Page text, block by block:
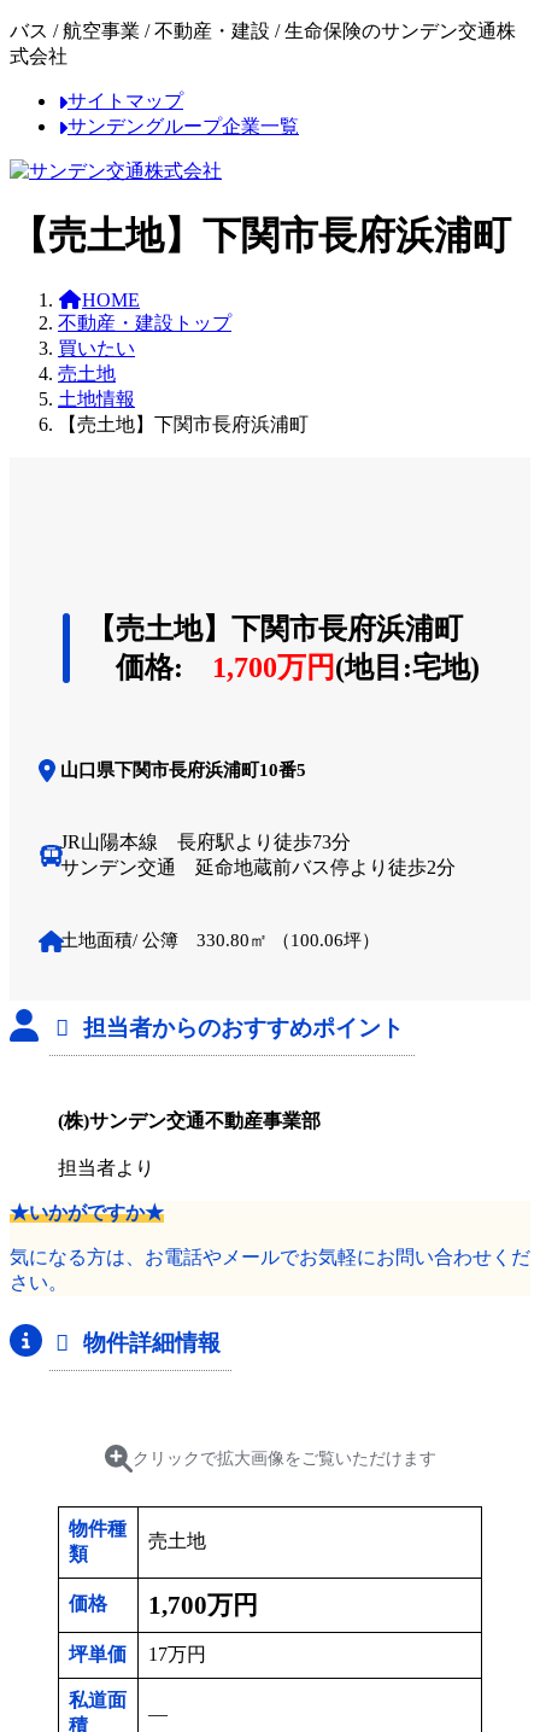
コ
ン
へ
ス
ナ
ビ
ョ
ン
バス / 航空事業 / 不動産・建設 / 生命保険のサンデン交通株
式会社
サイトマップ
サンデングループ企業一覧
【売土地】下関市長府浜浦町
HOME
不動産・建設トップ
買いたい
売土地
土地情報
【売土地】下関市長府浜浦町
【売土地】下関市長府浜浦町
価格: 1,700万円(地目:宅地)
山口県下関市長府浜浦町10番5
JR山陽本線 長府駅より徒歩73分
サンデン交通 延命地蔵前バス停より徒歩2分
土地面積/ 公簿 330.80㎡ （100.06坪）
担当者からのおすすめポイント
(株)サンデン交通不動産事業部
担当者より
★いかがですか★
気になる方は、お電話やメールでお気軽にお問い合わせくだ
さい。
物件詳細情報
クリックで拡大画像をご覧いただけます
物件種
類
売土地
価格 1,700万円
坪単価 17万円
私道面
積
―